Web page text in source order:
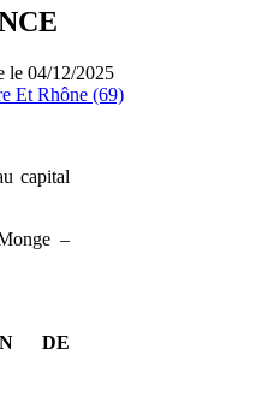
le 04/12/2025
Et Rhône (69)
capital
–
DE